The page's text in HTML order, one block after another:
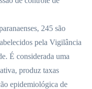
245 são
pela Vigilância
É considerada uma
produz taxas
epidemiológica de